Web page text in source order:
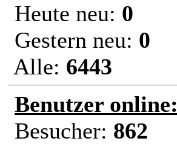
Heute neu: 0
Gestern neu: 0
Alle: 6443
Benutzer online:
Besucher: 862